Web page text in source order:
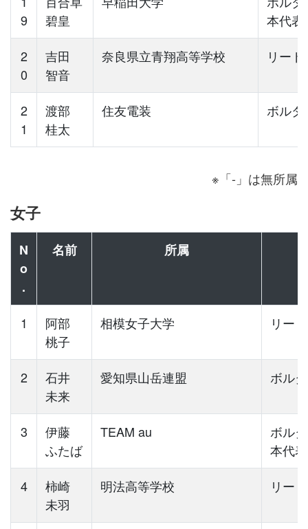
9
碧皇
本代表
2
0
吉田
智音
奈良県立青翔高等学校 リー
2
1
渡部
桂太
住友電装 ボル
※「-」は無所属
女子
N
o
.
名前 所属
1
阿部
桃子
相模女子大学 リー
2
石井
未来
愛知県山岳連盟 ボル
3
伊藤
ふたば
TEAM au
ボル
本代表
4
柿崎
未羽
明法高等学校 リー